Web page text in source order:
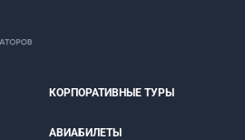
КОРПОРАТИВНЫЕ ТУРЫ
АВИАБИЛЕТЫ